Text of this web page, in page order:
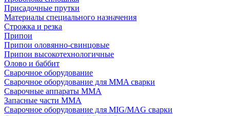
Присадочные прутки
Материалы специального назначения
Строжка и резка
Припои
Припои оловянно-свинцовые
Припои высокотехнологичные
Олово и баббит
Сварочное оборудование
Сварочное оборудование для MMA сварки
Сварочные аппараты MMA
Запасные части MMA
Сварочное оборудование для MIG/MAG сварки